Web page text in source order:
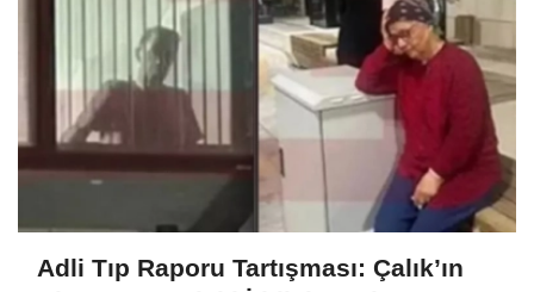
Adli Tıp Raporu Tartışması: Çalık’ın